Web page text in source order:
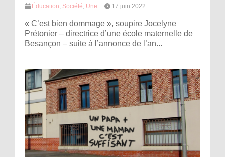
Éducation, Société, Une 17 juin 2022
« C’est bien dommage », soupire Jocelyne
Prétonier – directrice d’une école maternelle de
Besançon – suite à l’annonce de l’an...